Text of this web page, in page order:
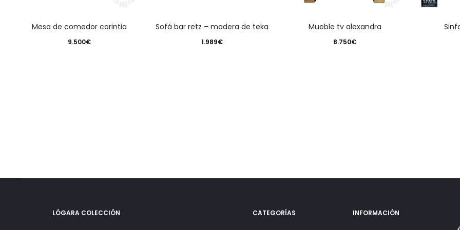
mesa de comedor corintia
9.500€
sofá bar retz – madera de teka
1.989€
mueble tv alexandra
8.750€
LÓGARA COLECCIÓN CATEGORÍAS INFORMACIÓN